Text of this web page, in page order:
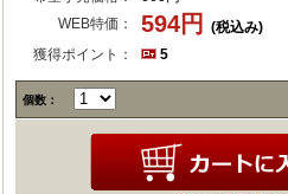
WEB特価：
594円
(税込み)
獲得ポイント：
5
個数：